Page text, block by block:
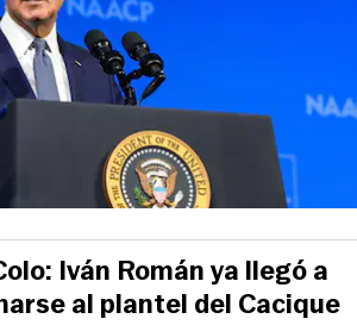
Iván Román ya llegó a
al plantel del Cacique